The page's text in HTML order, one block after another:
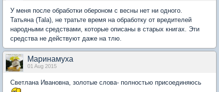
У меня после обработки обероном с весны нет ни одного.
Татьяна (Tala), не тратьте время на обработку от вредителей
народными средствами, которые описаны в старых книгах. Эти
средства не действуют даже на тлю.
Маринамуха
01 Aug 2015
Светлана Ивановна, золотые слова- полностью присоединяюсь